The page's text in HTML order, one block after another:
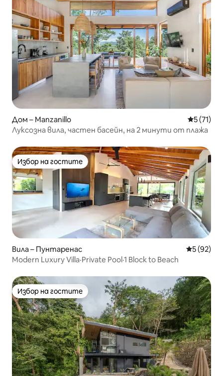
Дом – Manzanillo Средна
5 (71)
Луксозна вила, частен басейн, на 2 минути от плажа
Избор на гостите
Избор на гостите
Вила – Пунтаренас Средна
5 (92)
Modern Luxury Villa·Private Pool·1 Block to Beach
Избор на гостите
Избор на гостите